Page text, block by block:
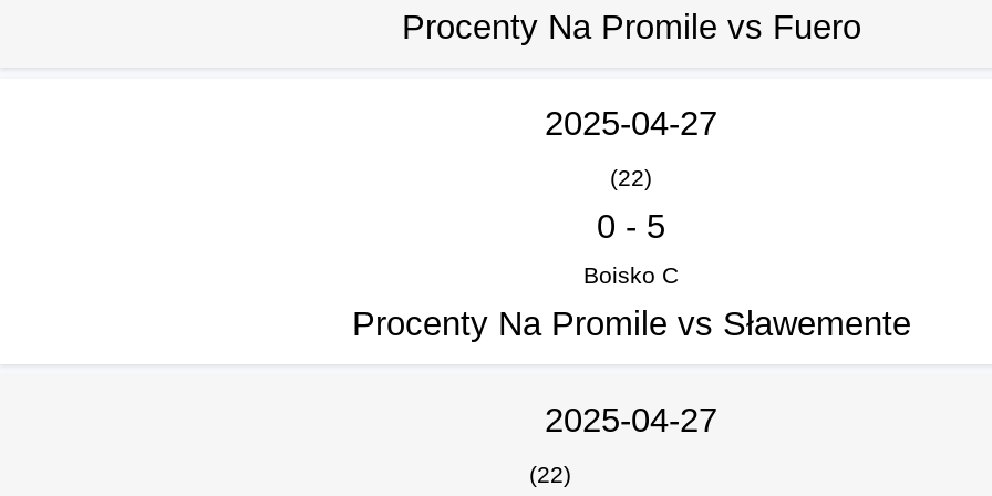
Procenty Na Promile vs Fuero
2025-04-27
(22)
0 - 5
Boisko C
Procenty Na Promile vs Sławemente
2025-04-27
(22)